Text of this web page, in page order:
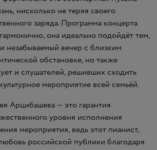
нисколько не теряя своего
заряда. Программа концерта
она идеально подойдёт тем,
незабываемый вечер с близким
обстановке, но также
и слушателей, решивших сходить
мероприятие всей семьёй.
Арцибашева — это гарантия
уровня исполнения
мероприятия, ведь этот пианист,
российской публики благодаря